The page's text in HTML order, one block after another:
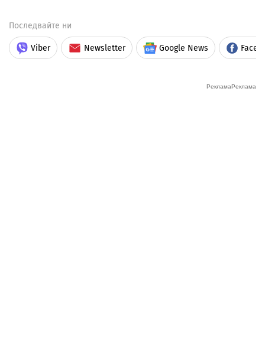
Последвайте ни
Viber Newsletter Google News